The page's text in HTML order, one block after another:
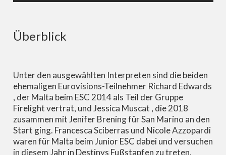
Überblick
Unter den ausgewählten Interpreten sind die beiden
ehemaligen Eurovisions-Teilnehmer Richard Edwards
, der Malta beim ESC 2014 als Teil der Gruppe
Firelight vertrat, und Jessica Muscat , die 2018
zusammen mit Jenifer Brening für San Marino an den
Start ging. Francesca Sciberras und Nicole Azzopardi
waren für Malta beim Junior ESC dabei und versuchen
in diesem Jahr in Destinys Fußstapfen zu treten.